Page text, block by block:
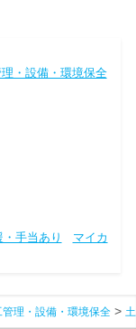
・設備・環境保全
手当あり
マイカ
管理・設備・環境保全